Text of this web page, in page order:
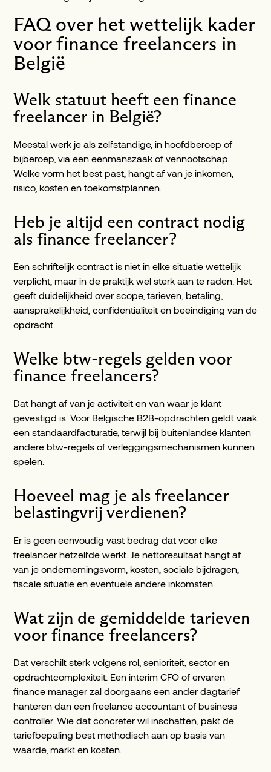
FAQ over het wettelijk kader
voor finance freelancers in
België
Welk statuut heeft een finance
freelancer in België?
Meestal werk je als zelfstandige, in hoofdberoep of
bijberoep, via een eenmanszaak of vennootschap.
Welke vorm het best past, hangt af van je inkomen,
risico, kosten en toekomstplannen.
Heb je altijd een contract nodig
als finance freelancer?
Een schriftelijk contract is niet in elke situatie wettelijk
verplicht, maar in de praktijk wel sterk aan te raden. Het
geeft duidelijkheid over scope, tarieven, betaling,
aansprakelijkheid, confidentialiteit en beëindiging van de
opdracht.
Welke btw-regels gelden voor
finance freelancers?
Dat hangt af van je activiteit en van waar je klant
gevestigd is. Voor Belgische B2B-opdrachten geldt vaak
een standaardfacturatie, terwijl bij buitenlandse klanten
andere btw-regels of verleggingsmechanismen kunnen
spelen.
Hoeveel mag je als freelancer
belastingvrij verdienen?
Er is geen eenvoudig vast bedrag dat voor elke
freelancer hetzelfde werkt. Je nettoresultaat hangt af
van je ondernemingsvorm, kosten, sociale bijdragen,
fiscale situatie en eventuele andere inkomsten.
Wat zijn de gemiddelde tarieven
voor finance freelancers?
Dat verschilt sterk volgens rol, senioriteit, sector en
opdrachtcomplexiteit. Een interim CFO of ervaren
finance manager zal doorgaans een ander dagtarief
hanteren dan een freelance accountant of business
controller. Wie dat concreter wil inschatten, pakt de
tariefbepaling best methodisch aan op basis van
waarde, markt en kosten.